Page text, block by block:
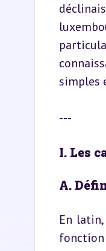
simples
---
I. Les
A.
En
fonction